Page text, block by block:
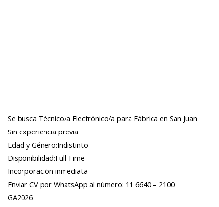
Se busca Técnico/a Electrónico/a para Fábrica en San Juan
Sin experiencia previa
Edad y Género:Indistinto
Disponibilidad:Full Time
Incorporación inmediata
Enviar CV por WhatsApp al número: 11 6640 – 2100
GA2026